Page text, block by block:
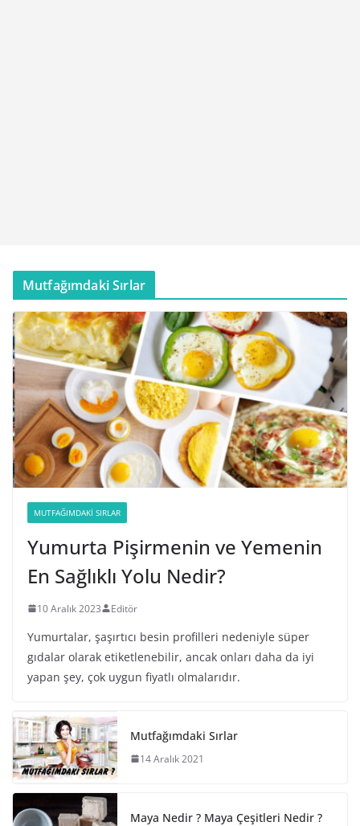
Mutfağımdaki Sırlar
MUTFAĞIMDAKI SIRLAR
Yumurta Pişirmenin ve Yemenin
En Sağlıklı Yolu Nedir?
10 Aralık 2023 Editör
Yumurtalar, şaşırtıcı besin profilleri nedeniyle süper
gıdalar olarak etiketlenebilir, ancak onları daha da iyi
yapan şey, çok uygun fiyatlı olmalarıdır.
Mutfağımdaki Sırlar
14 Aralık 2021
Maya Nedir ? Maya Çeşitleri Nedir ?